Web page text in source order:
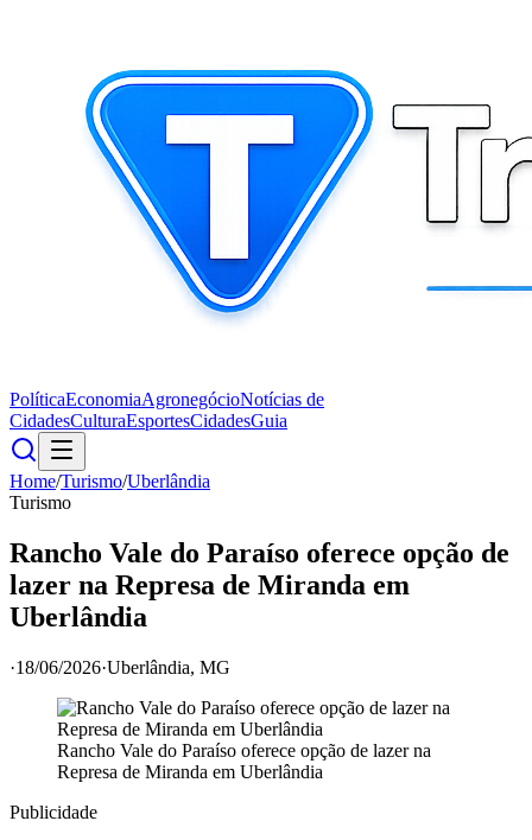
PolíticaEconomiaAgronegócioNotícias de
CidadesCulturaEsportesCidadesGuia
Home/Turismo/Uberlândia
Turismo
Rancho Vale do Paraíso oferece opção de
lazer na Represa de Miranda em
Uberlândia
·18/06/2026·Uberlândia, MG
Rancho Vale do Paraíso oferece opção de lazer na
Represa de Miranda em Uberlândia
Publicidade